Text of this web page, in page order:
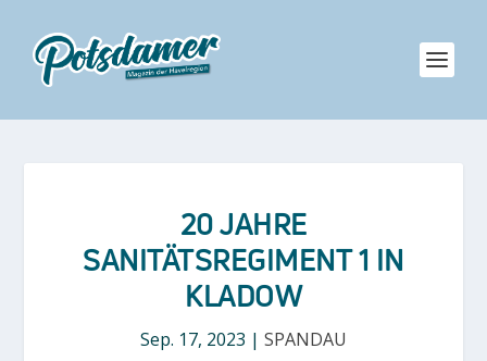
20 JAHRE
SANITÄTSREGIMENT 1 IN
KLADOW
Sep. 17, 2023 | SPANDAU